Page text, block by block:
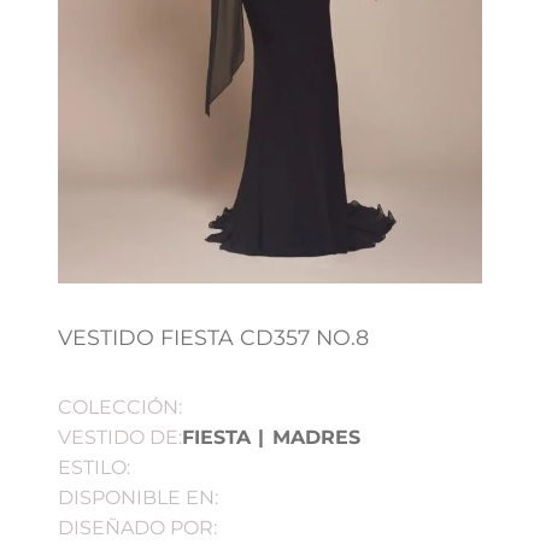
VESTIDO FIESTA CD357 NO.8
COLECCIÓN:
VESTIDO DE:FIESTA | MADRES
ESTILO:
DISPONIBLE EN:
DISEÑADO POR: